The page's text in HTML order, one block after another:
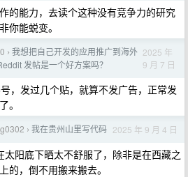
的能力，去读个这种没有竞争力的研究
你能蜕变。
› 我想把自己开发的应用推广到海外
发帖是一个好方案吗？
2025 年
9 月 7 日
，发过几个贴，就算不发广告，正常发
。
› 我在贵州山里写代码 2025 年 9 月 4 日
太阳底下晒太不舒服了，除非是在西藏之
的，倒不用搬来搬去。